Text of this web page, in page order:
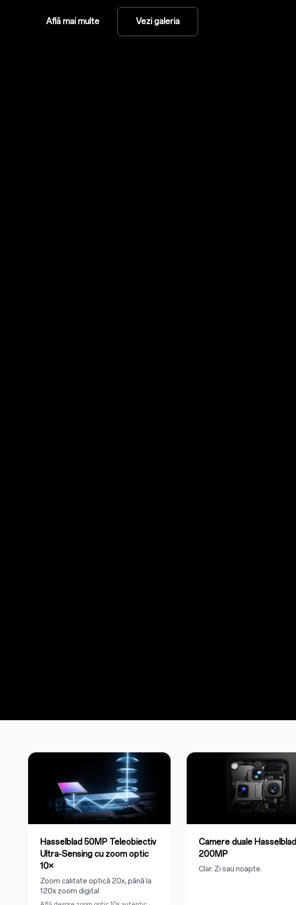
Află mai multe Vezi galeria
Hasselblad 50MP Teleobiectiv
Ultra-Sensing cu zoom optic
10×
Zoom calitate optică 20x, până la
120x zoom digital
Camere duale Hasselblad
200MP
Clar. Zi sau noapte.